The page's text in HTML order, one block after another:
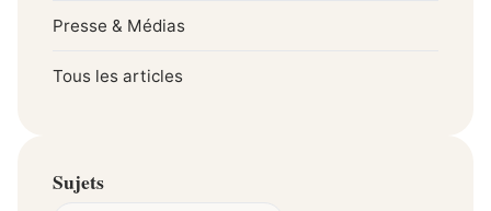
Presse & Médias
Tous les articles
Sujets